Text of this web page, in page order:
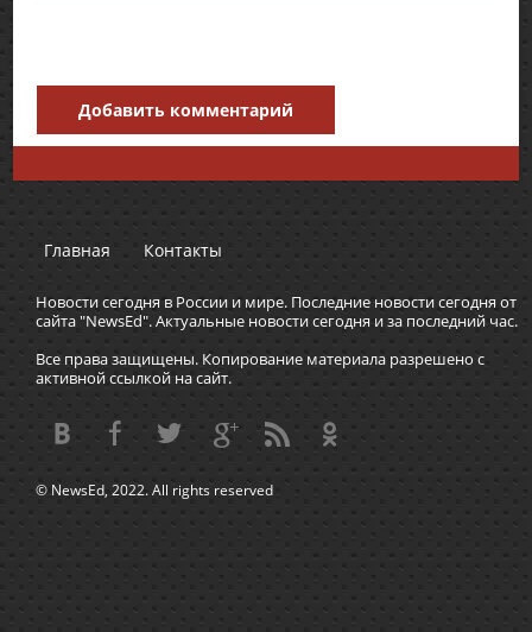
Добавить комментарий
Главная Контакты
Новости сегодня в России и мире. Последние новости сегодня от
сайта "NewsEd". Актуальные новости сегодня и за последний час.
Все права защищены. Копирование материала разрешено с
активной ссылкой на сайт.
© NewsEd, 2022. All rights reserved